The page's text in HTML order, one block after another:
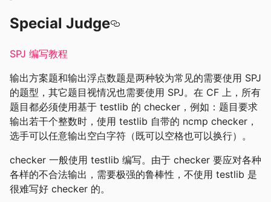
Special Judge
SPJ 编写教程
输出方案题和输出浮点数题是两种较为常见的需要使用 SPJ
的题型，其它题目视情况也需要使用 SPJ。在 CF 上，所有
题目都必须使用基于 testlib 的 checker，例如：题目要求
输出若干个整数时，使用 testlib 自带的 ncmp checker，
选手可以任意输出空白字符（既可以空格也可以换行）。
checker 一般使用 testlib 编写。由于 checker 要应对各种
各样的不合法输出，需要极强的鲁棒性，不使用 testlib 是
很难写好 checker 的。